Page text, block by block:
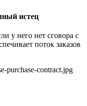
истец
у него нет сговора с
поток заказов